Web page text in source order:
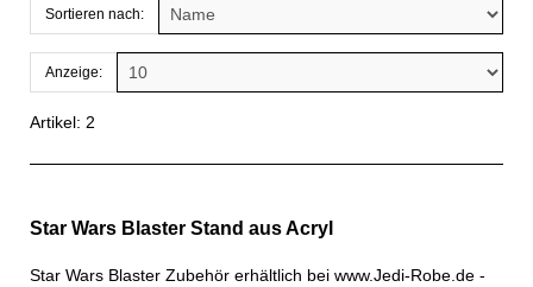
Sortieren nach:
Anzeige:
Artikel: 2
Star Wars Blaster Stand aus Acryl
Star Wars Blaster Zubehör erhältlich bei www.Jedi-Robe.de -